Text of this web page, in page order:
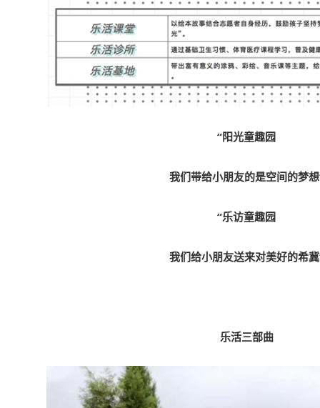
“阳光童趣园
我们带给小朋友的是空间的梦
“乐访童趣园
我们给小朋友送来对美好的希
乐活三部曲